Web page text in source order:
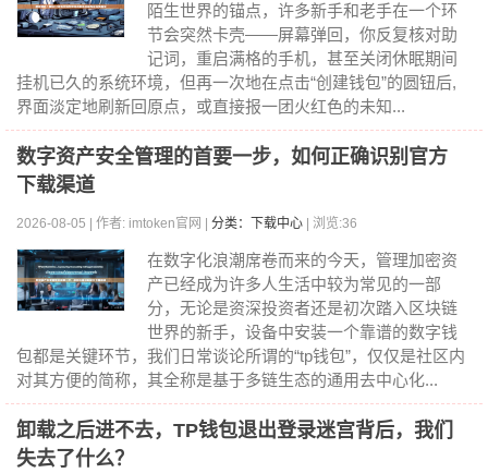
陌生世界的锚点，许多新手和老手在一个环
节会突然卡壳——屏幕弹回，你反复核对助
记词，重启满格的手机，甚至关闭休眠期间
挂机已久的系统环境，但再一次地在点击“创建钱包”的圆钮后,
界面淡定地刷新回原点，或直接报一团火红色的未知...
数字资产安全管理的首要一步，如何正确识别官方
下载渠道
2026-08-05 | 作者: imtoken官网 | 分类：下载中心 | 浏览:36
在数字化浪潮席卷而来的今天，管理加密资
产已经成为许多人生活中较为常见的一部
分，无论是资深投资者还是初次踏入区块链
世界的新手，设备中安装一个靠谱的数字钱
包都是关键环节，我们日常谈论所谓的“tp钱包”，仅仅是社区内
对其方便的简称，其全称是基于多链生态的通用去中心化...
卸载之后进不去，TP钱包退出登录迷宫背后，我们
失去了什么？